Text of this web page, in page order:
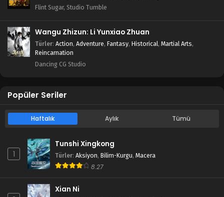
Flint Sugar, Studio Tumble
Wangu Zhizun: Li Yunxiao Zhuan
Türler: Action, Adventure, Fantasy, Historical, Martial Arts,
Reincarnation
Dancing CG Studio
Popüler Seriler
Haftalık Aylık Tümü
1
Tunshi Xingkong
Türler: Aksiyon, Bilim-Kurgu, Macera
8.27
Xian Ni